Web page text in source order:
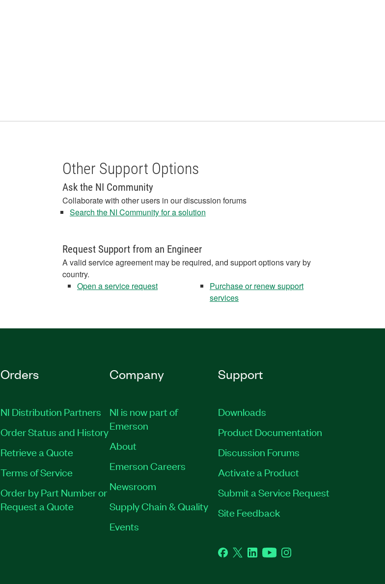
Other Support Options
Ask the NI Community
Collaborate with other users in our discussion forums
Search the NI Community for a solution
Request Support from an Engineer
A valid service agreement may be required, and support options vary by
country.
Open a service request
Purchase or renew support
services
Orders
NI Distribution Partners
Order Status and History
Retrieve a Quote
Terms of Service
Order by Part Number or
Request a Quote
Company
NI is now part of
Emerson
About
Emerson Careers
Newsroom
Supply Chain & Quality
Events
Support
Downloads
Product Documentation
Discussion Forums
Activate a Product
Submit a Service Request
Site Feedback
Facebook
TwitterLinkedInYouTubeInstagram